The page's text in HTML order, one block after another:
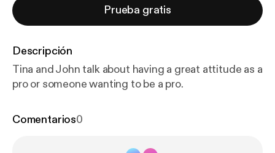
Prueba gratis
Descripción
Tina and John talk about having a great attitude as a
pro or someone wanting to be a pro.
Comentarios0